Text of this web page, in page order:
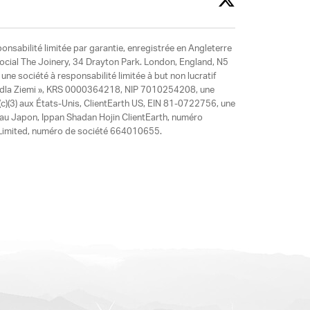
limitée par garantie, enregistrée en Angleterre
The Joinery, 34 Drayton Park. London, England, N5
société à responsabilité limitée à but non lucratif
Ziemi », KRS 0000364218, NIP 7010254208, une
aux États-Unis, ClientEarth US, EIN 81-0722756, une
Japon, Ippan Shadan Hojin ClientEarth, numéro
numéro de société 664010655.